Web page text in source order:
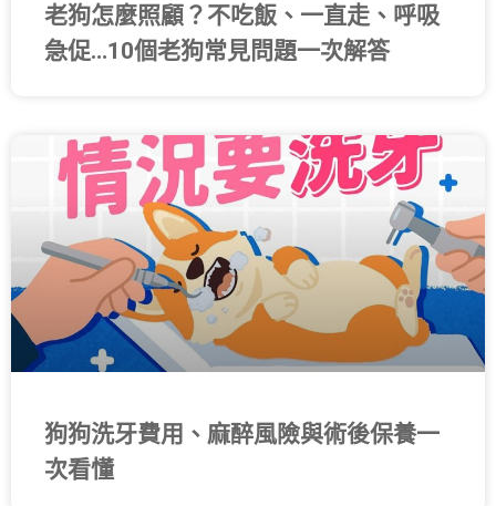
老狗怎麼照顧？不吃飯、一直走、呼吸
急促…10個老狗常見問題一次解答
狗狗洗牙費用、麻醉風險與術後保養一
次看懂